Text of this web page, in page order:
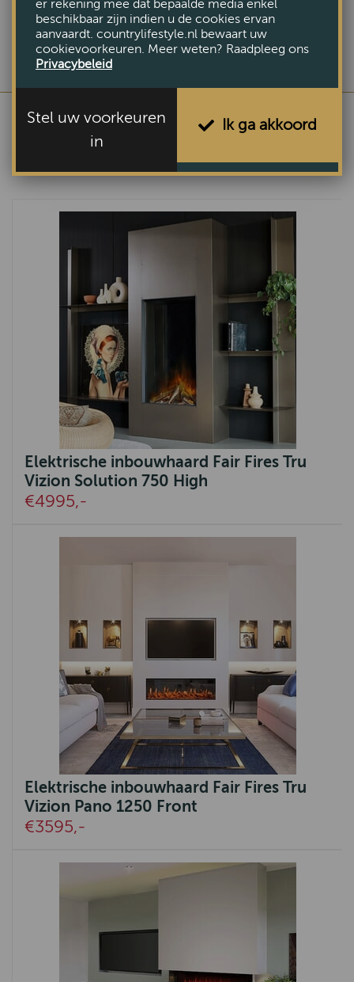
ANDERE BEKEKEN OOK
Elektrische inbouwhaard Fair Fires Tru
Vizion Solution 750 High
€4995,-
Elektrische inbouwhaard Fair Fires Tru
Vizion Pano 1250 Front
€3595,-
er rekening mee dat bepaalde media enkel
beschikbaar zijn indien u de cookies ervan
aanvaardt. countrylifestyle.nl bewaart uw
cookievoorkeuren. Meer weten? Raadpleeg ons
Privacybeleid
Stel uw voorkeuren
in
Ik ga akkoord